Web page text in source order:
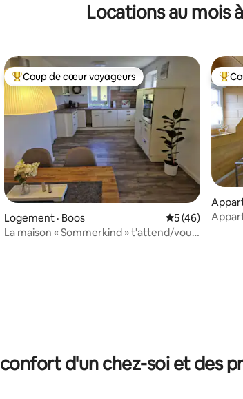
Locations au mois
de 4,77 sur 5, 13 commentaires
Coup de cœur voyageurs parmi les plus aimés
Coup de cœur voyageurs
Logement · Boos Note moyenne
5 (46)
La maison « Sommerkind » t'attend/vous
d'un chez-soi et des